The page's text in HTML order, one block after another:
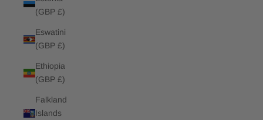
(GBP £)
Eswatini
(GBP £)
Ethiopia
(GBP £)
Falkland
Islands